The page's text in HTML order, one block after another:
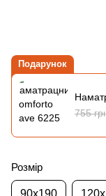
Подарунок
755
Розмір
90x190